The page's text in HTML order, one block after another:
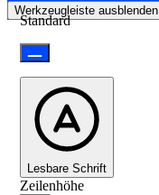
Werkzeugleiste ausblenden
Standard
Lesbare Schrift
Zeilenhöhe